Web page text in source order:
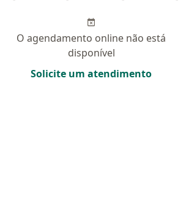
O agendamento online não está
disponível
Solicite um atendimento